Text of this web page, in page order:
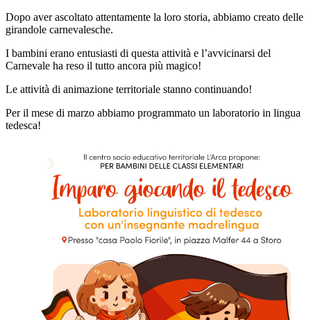
Dopo aver ascoltato attentamente la loro storia, abbiamo creato delle
girandole carnevalesche.
I bambini erano entusiasti di questa attività e l’avvicinarsi del
Carnevale ha reso il tutto ancora più magico!
Le attività di animazione territoriale stanno continuando!
Per il mese di marzo abbiamo programmato un laboratorio in lingua
tedesca!